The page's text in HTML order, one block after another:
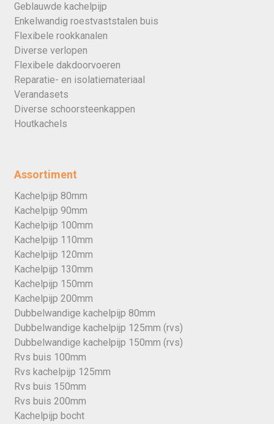
Geblauwde kachelpijp
Enkelwandig roestvaststalen buis
Flexibele rookkanalen
Diverse verlopen
Flexibele dakdoorvoeren
Reparatie- en isolatiemateriaal
Verandasets
Diverse schoorsteenkappen
Houtkachels
Assortiment
Kachelpijp 80mm
Kachelpijp 90mm
Kachelpijp 100mm
Kachelpijp 110mm
Kachelpijp 120mm
Kachelpijp 130mm
Kachelpijp 150mm
Kachelpijp 200mm
Dubbelwandige kachelpijp 80mm
Dubbelwandige kachelpijp 125mm (rvs)
Dubbelwandige kachelpijp 150mm (rvs)
Rvs buis 100mm
Rvs kachelpijp 125mm
Rvs buis 150mm
Rvs buis 200mm
Kachelpijp bocht